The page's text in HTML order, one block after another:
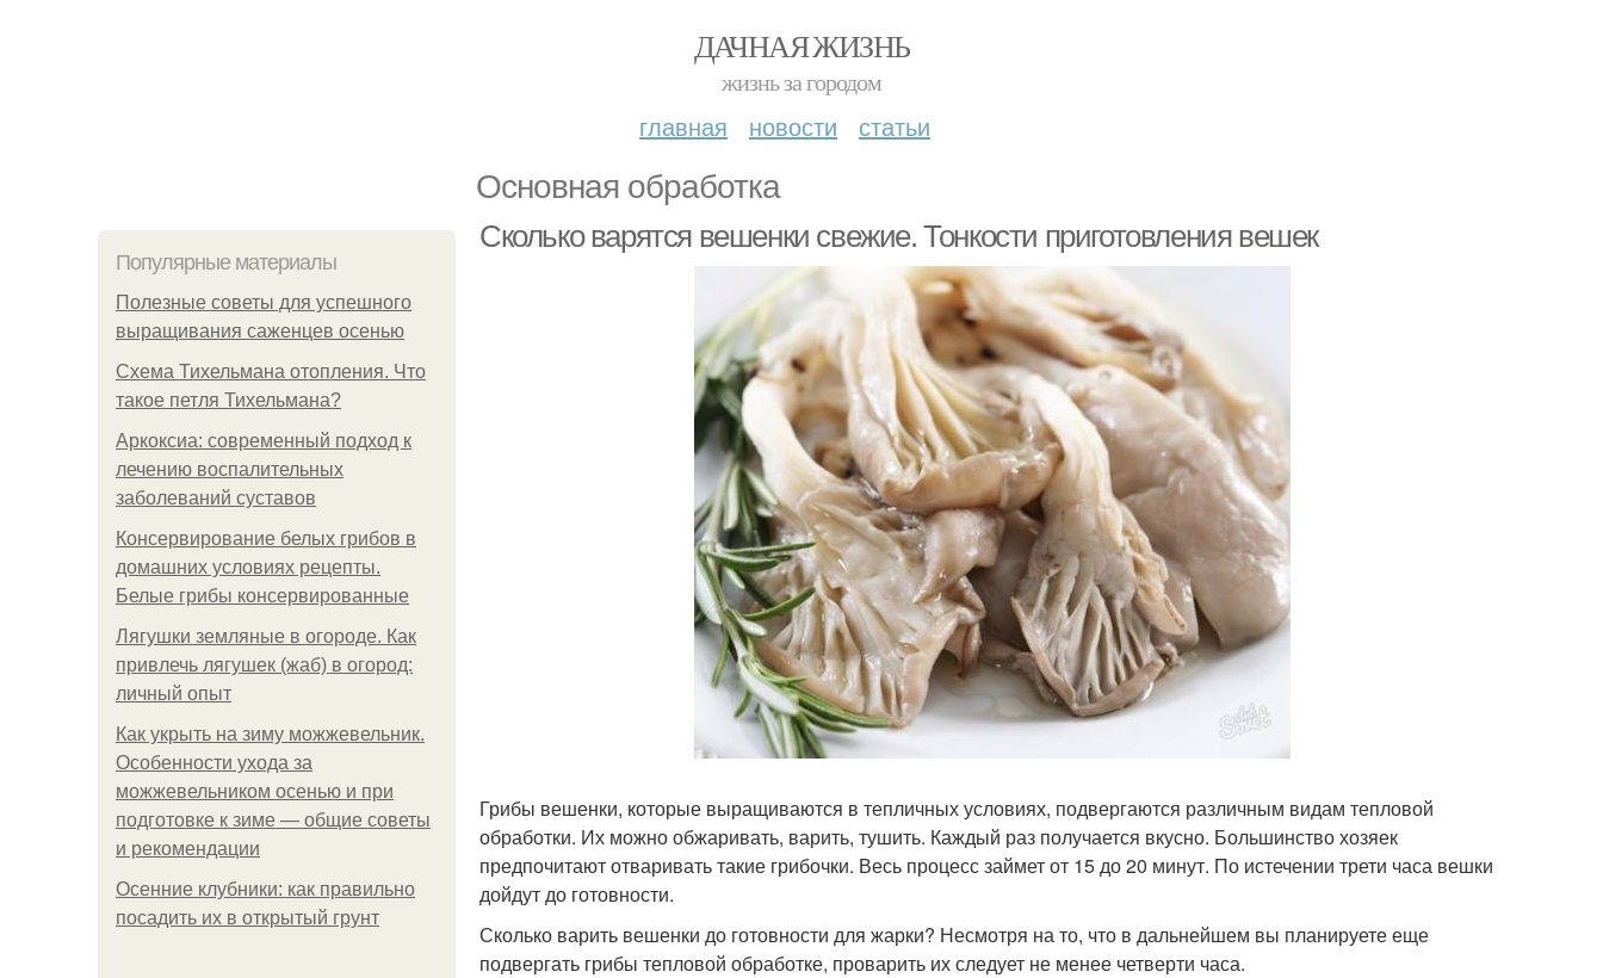
ДАЧНАЯ ЖИЗНЬ
жизнь за городом
главная новости статьи
Основная обработка
Популярные материалы
Полезные советы для успешного
выращивания саженцев осенью
Схема Тихельмана отопления. Что
такое петля Тихельмана?
Аркоксиа: современный подход к
лечению воспалительных
заболеваний суставов
Консервирование белых грибов в
домашних условиях рецепты.
Белые грибы консервированные
Лягушки земляные в огороде. Как
привлечь лягушек (жаб) в огород:
личный опыт
Как укрыть на зиму можжевельник.
Особенности ухода за
можжевельником осенью и при
подготовке к зиме — общие советы
и рекомендации
Осенние клубники: как правильно
посадить их в открытый грунт
Сколько варятся вешенки свежие. Тонкости приготовления вешек
Грибы вешенки, которые выращиваются в тепличных условиях, подвергаются различным видам тепловой
обработки. Их можно обжаривать, варить, тушить. Каждый раз получается вкусно. Большинство хозяек
предпочитают отваривать такие грибочки. Весь процесс займет от 15 до 20 минут. По истечении трети часа вешки
дойдут до готовности.
Сколько варить вешенки до готовности для жарки? Несмотря на то, что в дальнейшем вы планируете еще
подвергать грибы тепловой обработке, проварить их следует не менее четверти часа.